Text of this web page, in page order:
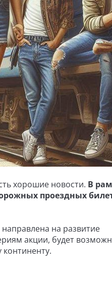
хорошие новости. В
проездных
направлена на развитие
акции, будет